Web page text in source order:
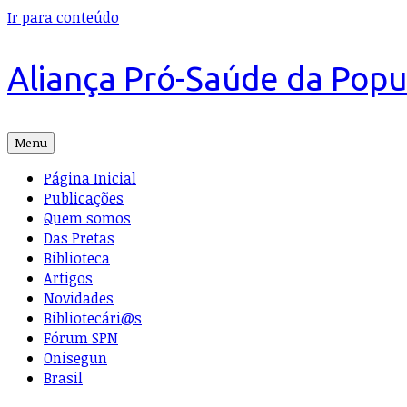
Ir para conteúdo
Aliança Pró-Saúde da
Menu
Página Inicial
Publicações
Quem somos
Das Pretas
Biblioteca
Artigos
Novidades
Bibliotecári@s
Fórum SPN
Onisegun
Brasil